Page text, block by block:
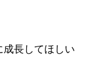
長してほしい